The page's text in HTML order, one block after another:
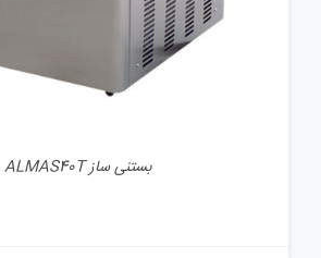
بستنی ساز ALMAS40T